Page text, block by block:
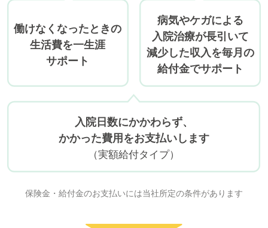
働けなくなったときの
生活費を一生涯
サポート
病気やケガによる
入院治療が長引いて
減少した収入を毎月の
給付金でサポート
入院日数にかかわらず、
かかった費用をお支払いします
（実額給付タイプ）
保険金・給付金のお支払いには当社所定の条件があります